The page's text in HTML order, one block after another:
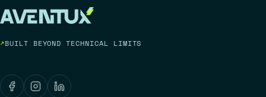
BUILT BEYOND TECHNICAL LIMITS